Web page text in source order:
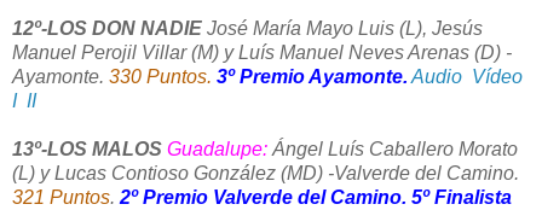
12º-LOS DON NADIE José María Mayo Luis (L), Jesús
Manuel Perojil Villar (M) y Luís Manuel Neves Arenas (D) -
Ayamonte. 330 Puntos. 3º Premio Ayamonte. Audio Vídeo
I II
13º-LOS MALOS Guadalupe:Ángel Luís Caballero Morato
(L) y Lucas Contioso González (MD) -Valverde del Camino.
321 Puntos.2º Premio Valverde del Camino. 5º Finalista